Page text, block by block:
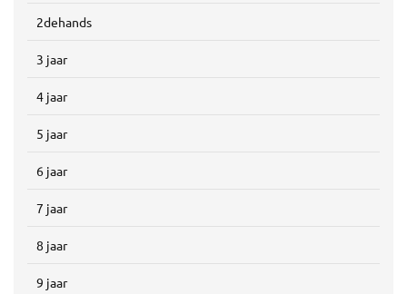
2dehands
3 jaar
4 jaar
5 jaar
6 jaar
7 jaar
8 jaar
9 jaar